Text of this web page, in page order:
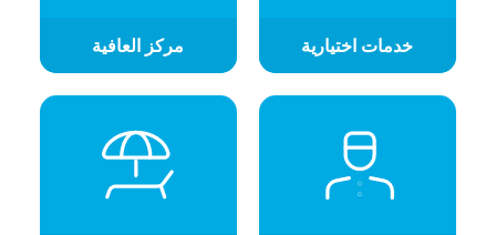
مركز العافية خدمات اختيارية